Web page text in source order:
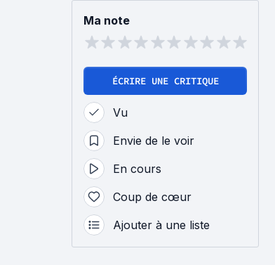
Ma note
ÉCRIRE UNE CRITIQUE
Vu
Envie de le voir
En cours
Coup de cœur
Ajouter à une liste